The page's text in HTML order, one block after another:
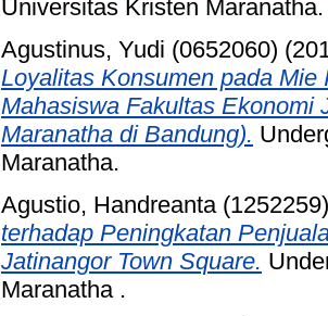
Universitas Kristen Maranatha.
Agustinus, Yudi (0652060)
Loyalitas Konsumen pada
Mahasiswa Fakultas Ekonomi
Maranatha di Bandung).
Maranatha.
Agustio, Handreanta (1252259)
terhadap Peningkatan
Jatinangor Town Square.
Maranatha .